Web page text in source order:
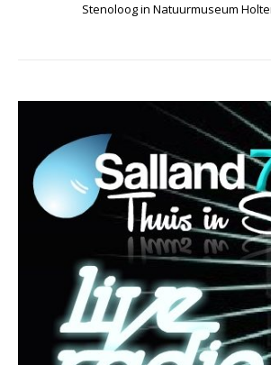
Stenoloog in Natuurmuseum